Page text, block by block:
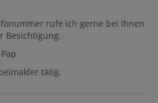
rufe ich gerne bei Ihnen
Besichtigung.
tätig.